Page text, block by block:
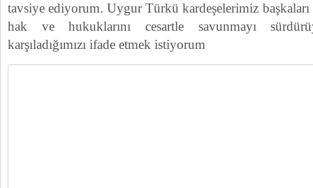
tavsiye ediyorum. Uygur Türkü kardeşelerimiz
hak ve hukuklarını cesartle savunmayı
karşıladığımızı ifade etmek istiyorum